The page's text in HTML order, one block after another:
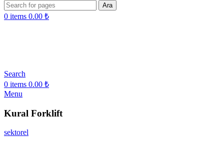
Ara
0 items 0.00 ₺
Search
0 items 0.00 ₺
Menu
Kural Forklift
sektorel